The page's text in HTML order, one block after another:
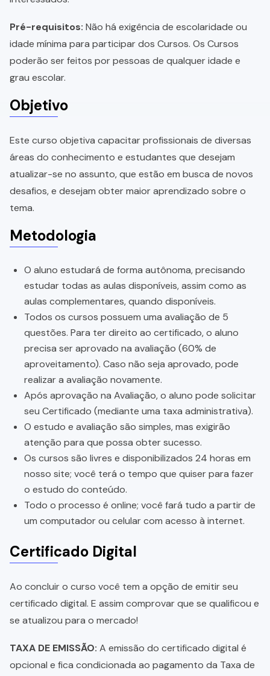
Pré-requisitos: Não há exigência de escolaridade ou
idade mínima para participar dos Cursos. Os Cursos
poderão ser feitos por pessoas de qualquer idade e
grau escolar.
Objetivo
Este curso objetiva capacitar profissionais de diversas
áreas do conhecimento e estudantes que desejam
atualizar-se no assunto, que estão em busca de novos
desafios, e desejam obter maior aprendizado sobre o
tema.
Metodologia
O aluno estudará de forma autônoma, precisando
estudar todas as aulas disponíveis, assim como as
aulas complementares, quando disponíveis.
Todos os cursos possuem uma avaliação de 5
questões. Para ter direito ao certificado, o aluno
precisa ser aprovado na avaliação (60% de
aproveitamento). Caso não seja aprovado, pode
realizar a avaliação novamente.
Após aprovação na Avaliação, o aluno pode solicitar
seu Certificado (mediante uma taxa administrativa).
O estudo e avaliação são simples, mas exigirão
atenção para que possa obter sucesso.
Os cursos são livres e disponibilizados 24 horas em
nosso site; você terá o tempo que quiser para fazer
o estudo do conteúdo.
Todo o processo é online; você fará tudo a partir de
um computador ou celular com acesso à internet.
Certificado Digital
Ao concluir o curso você tem a opção de emitir seu
certificado digital. E assim comprovar que se qualificou e
se atualizou para o mercado!
TAXA DE EMISSÃO: A emissão do certificado digital é
opcional e fica condicionada ao pagamento da Taxa de